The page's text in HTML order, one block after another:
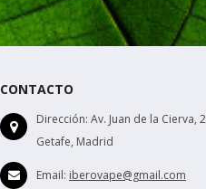
CONTACTO
Dirección: Av. Juan de la Cierva,
Getafe, Madrid
Email: iberovape@gmail.com